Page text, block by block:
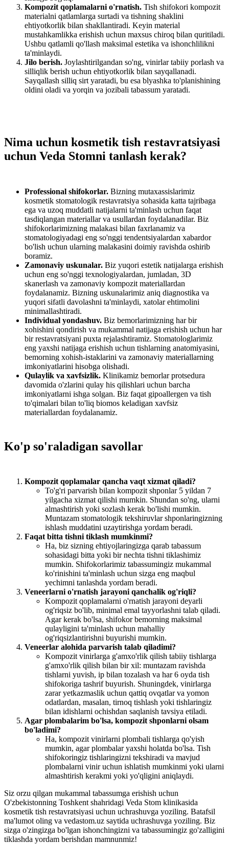
Kompozit qoplamalarni o'rnatish. Tish shifokori kompozit
materialni qatlamlarga surtadi va tishning shaklini
ehtiyotkorlik bilan shakllantiradi. Keyin material
mustahkamlikka erishish uchun maxsus chiroq bilan quritiladi.
Ushbu qatlamli qo'llash maksimal estetika va ishonchlilikni
ta'minlaydi.
Jilo berish. Joylashtirilgandan so'ng, vinirlar tabiiy porlash va
silliqlik berish uchun ehtiyotkorlik bilan sayqallanadi.
Sayqallash silliq sirt yaratadi, bu esa blyashka to'planishining
oldini oladi va yorqin va jozibali tabassum yaratadi.
Nima uchun kosmetik tish restavratsiyasi
uchun Veda Stomni tanlash kerak?
Professional shifokorlar. Bizning mutaxassislarimiz
kosmetik stomatologik restavratsiya sohasida katta tajribaga
ega va uzoq muddatli natijalarni ta'minlash uchun faqat
tasdiqlangan materiallar va usullardan foydalanadilar. Biz
shifokorlarimizning malakasi bilan faxrlanamiz va
stomatologiyadagi eng so'nggi tendentsiyalardan xabardor
bo'lish uchun ularning malakasini doimiy ravishda oshirib
boramiz.
Zamonaviy uskunalar. Biz yuqori estetik natijalarga erishish
uchun eng so'nggi texnologiyalardan, jumladan, 3D
skanerlash va zamonaviy kompozit materiallardan
foydalanamiz. Bizning uskunalarimiz aniq diagnostika va
yuqori sifatli davolashni ta'minlaydi, xatolar ehtimolini
minimallashtiradi.
Individual yondashuv. Biz bemorlarimizning har bir
xohishini qondirish va mukammal natijaga erishish uchun har
bir restavratsiyani puxta rejalashtiramiz. Stomatologlarimiz
eng yaxshi natijaga erishish uchun tishlarning anatomiyasini,
bemorning xohish-istaklarini va zamonaviy materiallarning
imkoniyatlarini hisobga olishadi.
Qulaylik va xavfsizlik. Klinikamiz bemorlar protsedura
davomida o'zlarini qulay his qilishlari uchun barcha
imkoniyatlarni ishga solgan. Biz faqat gipoallergen va tish
to'qimalari bilan to'liq biomos keladigan xavfsiz
materiallardan foydalanamiz.
Ko'p so'raladigan savollar
Kompozit qoplamalar qancha vaqt xizmat qiladi?
To'g'ri parvarish bilan kompozit shponlar 5 yildan 7
yilgacha xizmat qilishi mumkin. Shundan so'ng, ularni
almashtirish yoki sozlash kerak bo'lishi mumkin.
Muntazam stomatologik tekshiruvlar shponlaringizning
ishlash muddatini uzaytirishga yordam beradi.
Faqat bitta tishni tiklash mumkinmi?
Ha, biz sizning ehtiyojlaringizga qarab tabassum
sohasidagi bitta yoki bir nechta tishni tiklashimiz
mumkin. Shifokorlarimiz tabassumingiz mukammal
ko'rinishini ta'minlash uchun sizga eng maqbul
yechimni tanlashda yordam beradi.
Veneerlarni o'rnatish jarayoni qanchalik og'riqli?
Kompozit qoplamalarni o'rnatish jarayoni deyarli
og'riqsiz bo'lib, minimal emal tayyorlashni talab qiladi.
Agar kerak bo'lsa, shifokor bemorning maksimal
qulayligini ta'minlash uchun mahalliy
og'riqsizlantirishni buyurishi mumkin.
Veneerlar alohida parvarish talab qiladimi?
Kompozit vinirlarga g'amxo'rlik qilish tabiiy tishlarga
g'amxo'rlik qilish bilan bir xil: muntazam ravishda
tishlarni yuvish, ip bilan tozalash va har 6 oyda tish
shifokoriga tashrif buyurish. Shuningdek, vinirlarga
zarar yetkazmaslik uchun qattiq ovqatlar va yomon
odatlardan, masalan, tirnoq tishlash yoki tishlaringiz
bilan idishlarni ochishdan saqlanish tavsiya etiladi.
Agar plombalarim bo'lsa, kompozit shponlarni olsam
bo'ladimi?
Ha, kompozit vinirlarni plombali tishlarga qo'yish
mumkin, agar plombalar yaxshi holatda bo'lsa. Tish
shifokoringiz tishlaringizni tekshiradi va mavjud
plombalarni vinir uchun ishlatish mumkinmi yoki ularni
almashtirish kerakmi yoki yo'qligini aniqlaydi.
Siz orzu qilgan mukammal tabassumga erishish uchun
O'zbekistonning Toshkent shahridagi Veda Stom klinikasida
kosmetik tish restavratsiyasi uchun uchrashuvga yoziling. Batafsil
ma'lumot oling va vedastom.uz saytida uchrashuvga yoziling. Biz
sizga o'zingizga bo'lgan ishonchingizni va tabassumingiz go'zalligini
tiklashda yordam berishdan mamnunmiz!